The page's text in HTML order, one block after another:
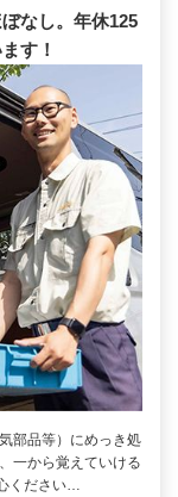
なし。年休125
す！
部品等）にめっき処
一から覚えていける
ください…